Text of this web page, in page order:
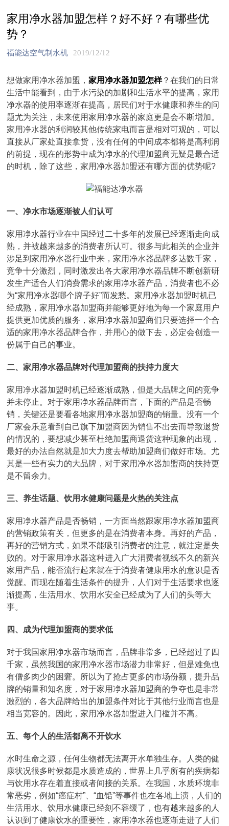
家用净水器加盟怎样？好不好？有哪些优
势？
福能达空气制水机 2019/12/12
想做家用净水器加盟，家用净水器加盟怎样？在我们的日常
生活中能看到，由于水污染的加剧和生活水平的提高，家用
净水器的使用率逐渐在提高，居民们对于水健康和养生的问
题尤为关注，未来使用家用净水器的家庭更是会不断增加。
家用净水器的利润较其他传统家电而言是相对可观的，可以
直接从厂家处直接拿货，没有任何的中间成本都将是高利润
的前提，现在的形势中成为净水的代理加盟商无疑是最合适
的时机，除了这些，家用净水器加盟还有哪方面的优势呢?
一、净水市场逐渐被人们认可
家用净水器行业在中国经过二十多年的发展已经逐渐走向成
熟，并被越来越多的消费者所认可。很多与此相关的企业并
涉足到家用净水器行业中来，家用净水器品牌多达数千家，
竞争十分激烈，同时激发出各大家用净水器品牌不断创新研
发生产适合人们消费需求的家用净水器产品，消费者也不必
为“家用净水器哪个牌子好”而发愁。家用净水器加盟时机已
经成熟，家用净水器加盟商并能够更好地为每一个家庭用户
提供更加优质的服务，家用净水器加盟商们只要选择一个合
适的家用净水器品牌合作，并用心的做下去，必定会创造一
份属于自己的事业。
二、家用净水器品牌对代理加盟商的扶持力度大
家用净水器加盟时机已经逐渐成熟，但是大品牌之间的竞争
并未停止。对于家用净水器品牌而言，下面的产品是否畅
销，关键还是要看各地家用净水器加盟商的销量。没有一个
厂家会乐意看到自己旗下加盟商因为销售不出去而导致退货
的情况的，要想减少甚至杜绝加盟商退货这种现象的出现，
最好的办法自然就是加大力度去帮助加盟商们做好市场。尤
其是一些有实力的大品牌，对于家用净水器加盟商的扶持更
是不留余力。
三、养生话题、饮用水健康问题是火热的关注点
家用净水器产品是否畅销，一方面当然跟家用净水器加盟商
的营销政策有关，但更多的是在消费者本身。再好的产品，
再好的营销方式，如果不能吸引消费者的注意，就注定是失
败的。对于家用净水器这种进入广大消费者视线不久的新兴
家用产品，能否流行起来就在于消费者健康用水的意识是否
觉醒。而现在随着生活条件的提升，人们对于生活要求也逐
渐提高，生活用水、饮用水安全已经成为了人们的头等大
事。
四、成为代理加盟商的要求低
对于我国家用净水器市场而言，品牌非常多，已经超过了四
千家，虽然我国的家用净水器市场潜力非常好，但是难免也
有僧多肉少的困窘。所以为了抢占更多的市场份额，提升品
牌的销量和知名度，对于家用净水器加盟商的争夺也是非常
激烈的，各大品牌给出的加盟条件对比于其他行业而言也是
相当宽容的。因此，家用净水器加盟进入门槛并不高。
五、每个人的生活都离不开饮水
水时生命之源，任何生物都无法离开水单独生存。人类的健
康状况很多时候都是水质造成的，世界上几乎所有的疾病都
与饮用水存在着直接或者间接的关系。在我国，水质环境非
常恶劣，例如“癌症村”、“血铅”等事件也在各地上演，人们的
生活用水、饮用水健康已经刻不容缓了，也有越来越多的人
认识到了健康饮水的重要性，家用净水器也逐渐走进了人们